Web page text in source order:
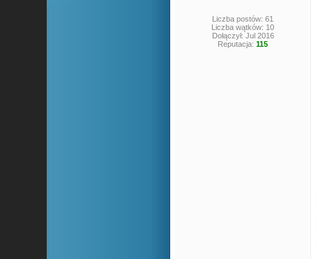
Liczba postów: 61
Liczba wątków: 10
Dołączył: Jul 2016
Reputacja:115